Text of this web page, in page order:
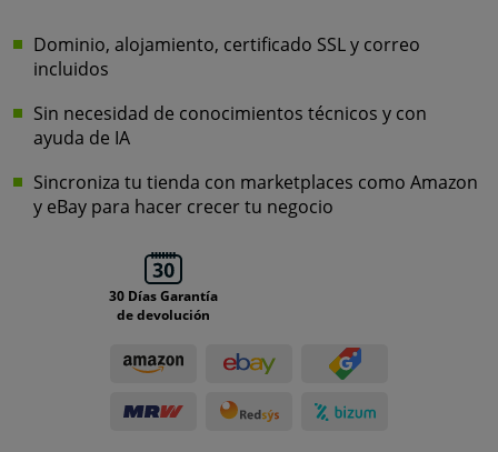
Dominio, alojamiento, certificado SSL y correo
incluidos
Sin necesidad de conocimientos técnicos y con
ayuda de IA
Sincroniza tu tienda con marketplaces como Amazon
y eBay para hacer crecer tu negocio
30 Días Garantía
de devolución